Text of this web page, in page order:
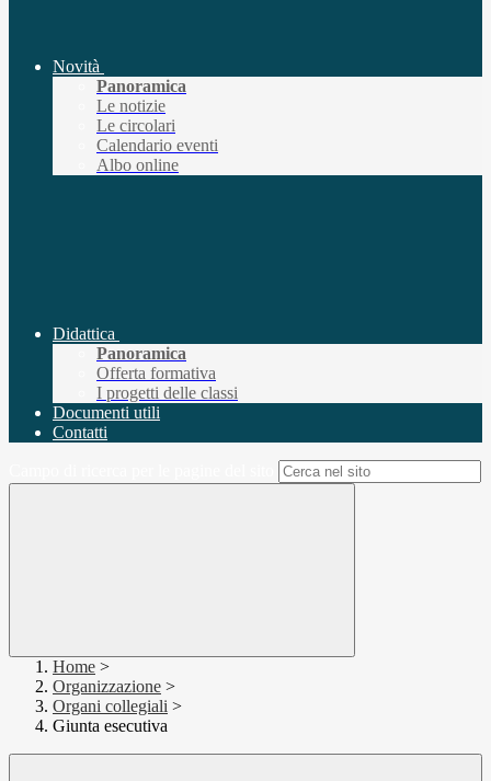
Novità
Panoramica
Le notizie
Le circolari
Calendario eventi
Albo online
Didattica
Panoramica
Offerta formativa
I progetti delle classi
Documenti utili
Contatti
Home >
Organizzazione >
Organi collegiali >
Giunta esecutiva